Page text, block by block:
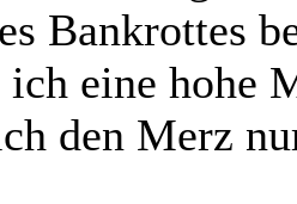
Bankrottes
ich eine hohe
den Merz